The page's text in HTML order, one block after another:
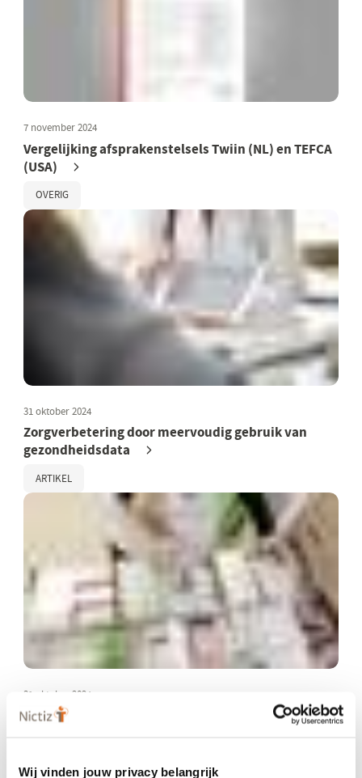
Wij vinden jouw privacy belangrijk
7 november 2024
Vergelijking afsprakenstelsels Twiin (NL) en TEFCA
(USA)
OVERIG
31 oktober 2024
Zorgverbetering door meervoudig gebruik van
gezondheidsdata
ARTIKEL
31 oktober 2024
UNICOM: eenduidige, complete